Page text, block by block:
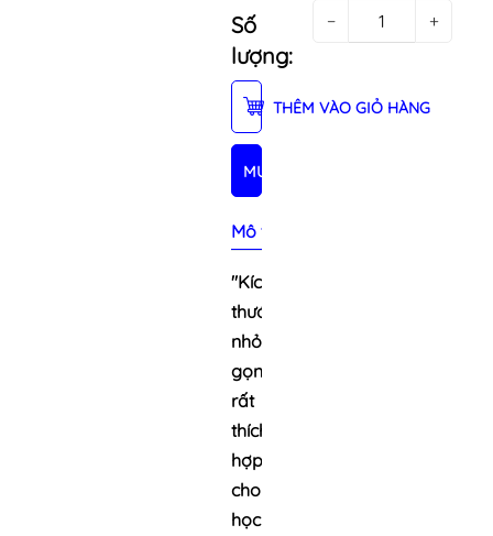
Số
lượng:
− +
THÊM VÀO GIỎ HÀNG
MUA NGAY
Mô tả sản phẩm
"Kích
thước
nhỏ
gọn,
rất
thích
hợp
cho
học